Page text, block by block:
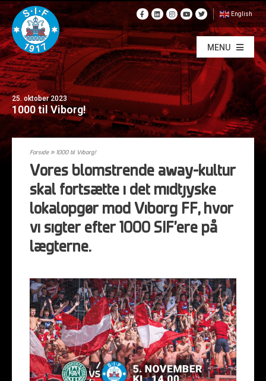
English
MENU
25. oktober 2023
1000 til Viborg!
Forside» 1000 til Viborg!
Vores blomstrende away-kultur
skal fortsætte i det midtjyske
lokalopgør mod Viborg FF, hvor
vi sigter efter 1000 SIF’ere på
lægterne.